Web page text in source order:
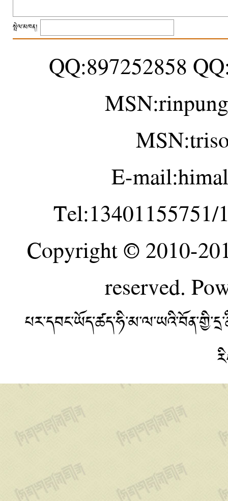
སྤེལ་མཁན།
QQ:897252858
E-
Tel:13401155751/
Copyright © 2010-
reserved.